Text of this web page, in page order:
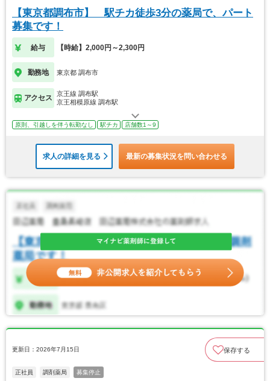
【東京都調布市】 駅チカ徒歩3分の薬局で、パート
募集です！
給与 【時給】2,000円～2,300円
勤務地 東京都 調布市
アクセス
京王線 調布駅
京王相模原線 調布駅
原則、引越しを伴う転勤なし 駅チカ 店舗数1～9
求人の詳細を見る 最新の募集状況を問い合わせる
更新日：2026年7月15日 保存する
正社員 調剤薬局 募集停止